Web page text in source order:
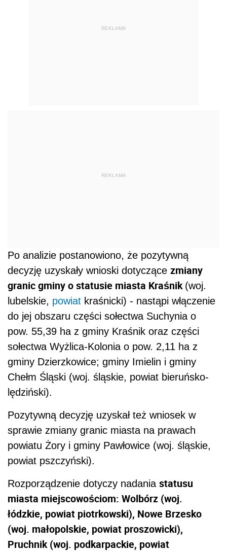
REKLAMA
REKLAMA
Po analizie postanowiono, że pozytywną
decyzję uzyskały wnioski dotyczące zmiany
granic gminy o statusie miasta Kraśnik (woj.
lubelskie, powiat kraśnicki) - nastąpi włączenie
do jej obszaru części sołectwa Suchynia o
pow. 55,39 ha z gminy Kraśnik oraz części
sołectwa Wyżlica-Kolonia o pow. 2,11 ha z
gminy Dzierzkowice; gminy Imielin i gminy
Chełm Śląski (woj. śląskie, powiat bieruńsko-
lędziński).
Pozytywną decyzję uzyskał też wniosek w
sprawie zmiany granic miasta na prawach
powiatu Żory i gminy Pawłowice (woj. śląskie,
powiat pszczyński).
Rozporządzenie dotyczy nadania statusu
miasta miejscowościom: Wolbórz (woj.
łódzkie, powiat piotrkowski), Nowe Brzesko
(woj. małopolskie, powiat proszowicki),
Pruchnik (woj. podkarpackie, powiat